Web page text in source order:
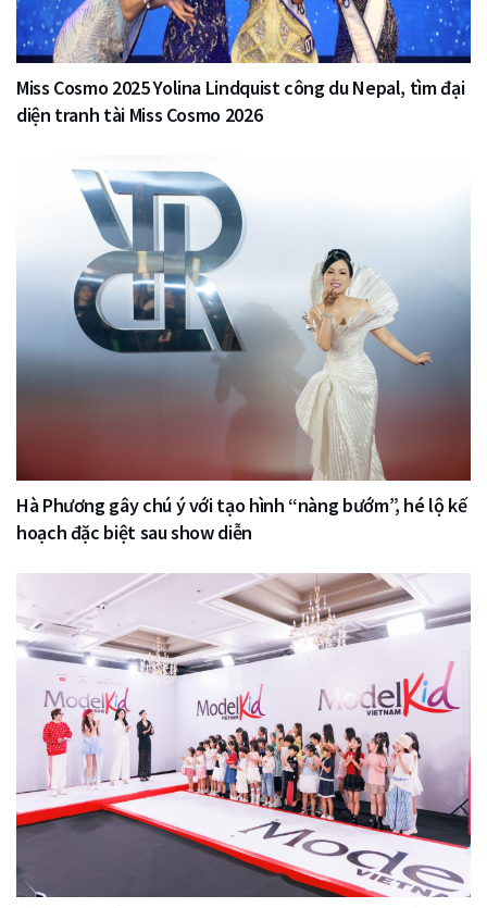
Miss Cosmo 2025 Yolina Lindquist công du Nepal, tìm đại
diện tranh tài Miss Cosmo 2026
Hà Phương gây chú ý với tạo hình “nàng bướm”, hé lộ kế
hoạch đặc biệt sau show diễn